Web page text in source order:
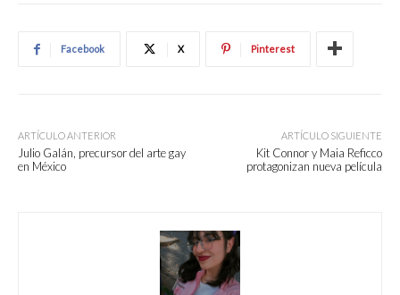
Facebook X Pinterest
ARTÍCULO ANTERIOR
Julio Galán, precursor del arte gay
en México
ARTÍCULO SIGUIENTE
Kit Connor y Maia Reficco
protagonizan nueva película